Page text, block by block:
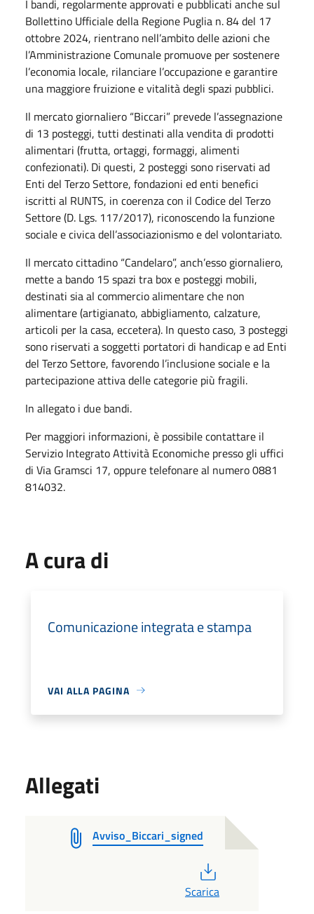
I bandi, regolarmente approvati e pubblicati anche sul
Bollettino Ufficiale della Regione Puglia n. 84 del 17
ottobre 2024, rientrano nell’ambito delle azioni che
l’Amministrazione Comunale promuove per sostenere
l’economia locale, rilanciare l’occupazione e garantire
una maggiore fruizione e vitalità degli spazi pubblici.
Il mercato giornaliero “Biccari” prevede l’assegnazione
di 13 posteggi, tutti destinati alla vendita di prodotti
alimentari (frutta, ortaggi, formaggi, alimenti
confezionati). Di questi, 2 posteggi sono riservati ad
Enti del Terzo Settore, fondazioni ed enti benefici
iscritti al RUNTS, in coerenza con il Codice del Terzo
Settore (D. Lgs. 117/2017), riconoscendo la funzione
sociale e civica dell’associazionismo e del volontariato.
Il mercato cittadino “Candelaro”, anch’esso giornaliero,
mette a bando 15 spazi tra box e posteggi mobili,
destinati sia al commercio alimentare che non
alimentare (artigianato, abbigliamento, calzature,
articoli per la casa, eccetera). In questo caso, 3 posteggi
sono riservati a soggetti portatori di handicap e ad Enti
del Terzo Settore, favorendo l’inclusione sociale e la
partecipazione attiva delle categorie più fragili.
In allegato i due bandi.
Per maggiori informazioni, è possibile contattare il
Servizio Integrato Attività Economiche presso gli uffici
di Via Gramsci 17, oppure telefonare al numero 0881
814032.
A cura di
Comunicazione integrata e stampa
VAI ALLA PAGINA
Allegati
Avviso_Biccari_signed
Scarica